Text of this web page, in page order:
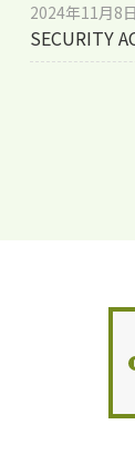
2024年11月8日
SECURITY